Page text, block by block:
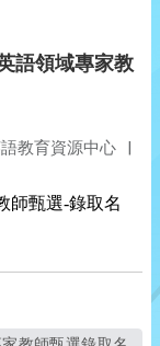
語領域專家教
教育資源中心 |
師甄選-錄取名